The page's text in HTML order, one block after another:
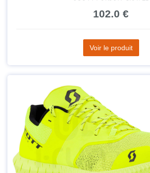
102.0 €
Voir le produit